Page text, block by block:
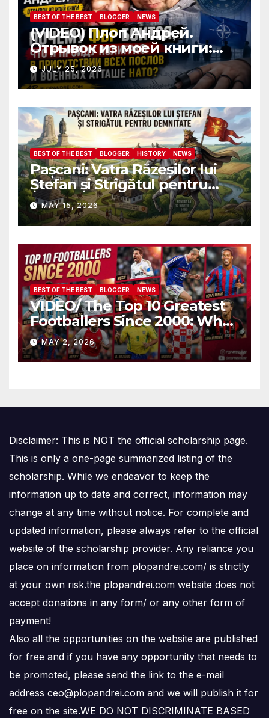
BEST OF THE BEST BLOGGER NEWS
(VIDEO) Плоп Андрей.
Отрывок из моей книги:
Почему ФБР боится, что я
пройду полиграф в
присутствии всех послов и
военных атташе НАТО?
JULY 25, 2026
BEST OF THE BEST BLOGGER HISTORY NEWS
Pașcani: Vatra Răzeșilor lui
Ștefan și Strigătul pentru
Demnitate în Fața
Amalgamării
MAY 15, 2026
BEST OF THE BEST BLOGGER NEWS
VIDEO/ The Top 10 Greatest
Footballers Since 2000: Who
Is Number One
MAY 2, 2026
Disclaimer: This is NOT the official scholarship page.
This is only a one-page summarized listing of the
scholarship. While we endeavor to keep the
information up to date and correct, information may
change at any time without notice. For complete and
updated information, please always refer to the official
website of the scholarship provider. Any reliance you
place on information from plopandrei.com/ is strictly
at your own risk.the plopandrei.com website does not
accept donations in any form/ or any other form of
payment!
Also all the opportunities on the website are published
for free and if you have any opportunity that needs to
be promoted, please send the link to the e-mail
address ceo@plopandrei.com and we will publish it for
free on the site.WE DO NOT DISCRIMINATE BASED